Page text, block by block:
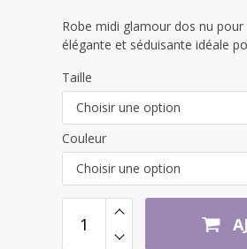
23,21 €
Robe midi glamour dos nu
élégante et séduisante idéale
Taille
Choisir une option
Couleur
Choisir une option